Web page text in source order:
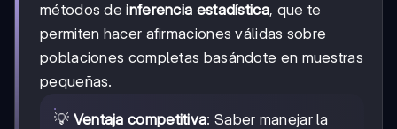
métodos deinferencia estadística, que te
permiten hacer afirmaciones válidas sobre
poblaciones completas basándote en muestras
pequeñas.
💡 Ventaja competitiva: Saber manejar la